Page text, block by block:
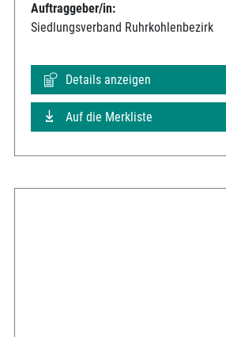
Auftraggeber/in:
Siedlungsverband Ruhrkohlenbezirk
Details anzeigen
Auf die Merkliste